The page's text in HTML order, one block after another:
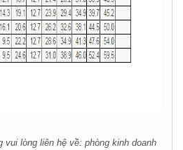
vui lòng liên hệ về: phòng kinh doanh